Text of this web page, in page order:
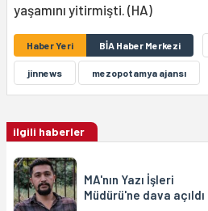
yaşamını yitirmişti. (HA)
Haber Yeri BİA Haber Merkezi
jinnews mezopotamya ajansı
ilgili haberler
MA'nın Yazı İşleri
Müdürü'ne dava açıldı